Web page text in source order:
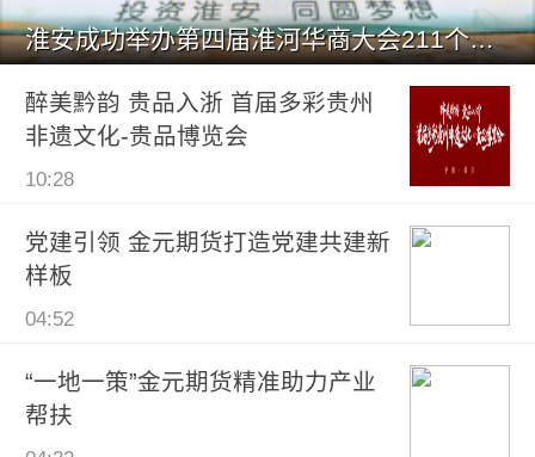
淮安成功举办第四届淮河华商大会211个签约项目 总投资1486.
醉美黔韵 贵品入浙 首届多彩贵州
非遗文化-贵品博览会
10:28
党建引领 金元期货打造党建共建新
样板
04:52
“一地一策”金元期货精准助力产业
帮扶